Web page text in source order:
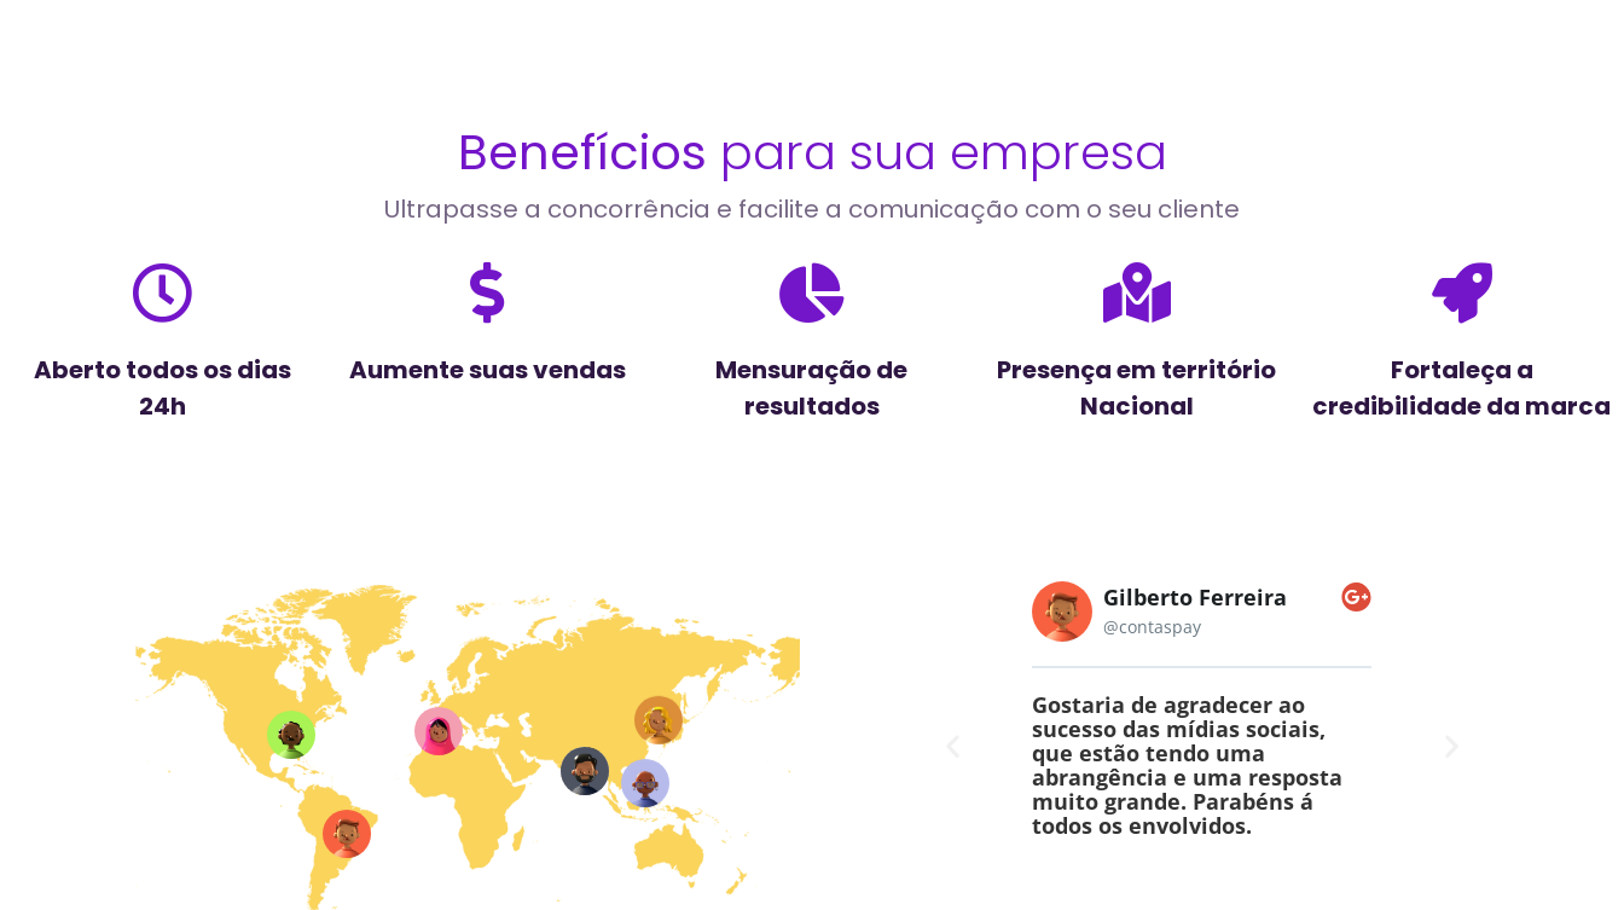
Benefícios para sua empresa
Ultrapasse a concorrência e facilite a comunicação com o seu cliente
Aberto todos os dias
24h
Aumente suas vendas
Mensuração de
resultados
Presença em território
Nacional
Fortaleça a
credibilidade da marca
Jorge Maciel
@blogdomak
Em apenas 3 meses superamos
a marca de 1 milhão de
visualizações de página em
nosso portal. Parabéns à todos
da equipe, superaram nossas
expectativas.
Em 1 ano de parceria,
conquistamos reconhecimento
da marca em redes sociais de
grandes autoridades, como
Governadores, Deputados,
Prefeitos e Orgãos Públicos.
Muita dedicação,
profissionalismo e
honestidade de toda a equipe!
Gilberto Ferreira
@contaspay
Gostaria de agradecer ao
sucesso das mídias sociais,
que estão tendo uma
abrangência e uma resposta
muito grande. Parabéns á
todos os envolvidos.